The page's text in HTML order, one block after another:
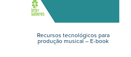
Recursos tecnológicos para
produção musical – E-book